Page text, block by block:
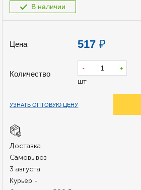
В наличии
Цена 517 ₽
Количество
- +
шт
УЗНАТЬ ОПТОВУЮ ЦЕНУ
Доставка
Самовывоз -
3 августа
Курьер -